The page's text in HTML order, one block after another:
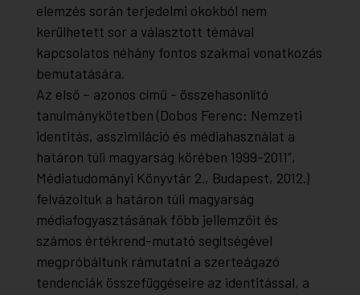
elemzés során terjedelmi okokból nem
kerülhetett sor a választott témával
kapcsolatos néhány fontos szakmai vonatkozás
bemutatására.
Az első – azonos című - összehasonlító
tanulmánykötetben (Dobos Ferenc: Nemzeti
identitás, asszimiláció és médiahasználat a
határon túli magyarság körében 1999-2011”,
Médiatudományi Könyvtár 2., Budapest, 2012.)
felvázoltuk a határon túli magyarság
médiafogyasztásának főbb jellemzőit és
számos értékrend-mutató segítségével
megpróbáltunk rámutatni a szerteágazó
tendenciák összefüggéseire az identitással, a